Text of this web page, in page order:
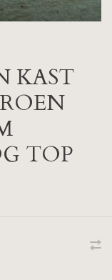
KAST
TOP